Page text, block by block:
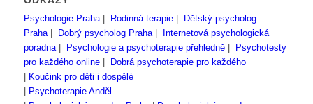
Psychologie Praha| Rodinná terapie|
Dětský psycholog
Praha| Dobrý psycholog Praha|
Internetová psychologická
poradna| Psychologie a psychoterapie přehledně|
Psychotesty
pro každého online|
Dobrá psychoterapie pro každého
Koučink pro děti i dospělé
Psychoterapie Anděl